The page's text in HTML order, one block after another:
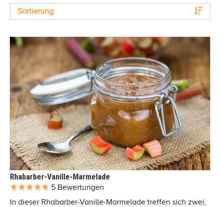
Sortierung
Rhabarber-Vanille-Marmelade
5 Bewertungen
In dieser Rhabarber-Vanille-Marmelade treffen sich zwei,